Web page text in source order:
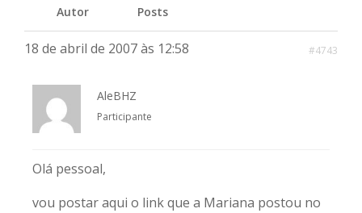
Autor Posts
18 de abril de 2007 às 12:58 #4743
AleBHZ
Participante
Olá pessoal,
vou postar aqui o link que a Mariana postou no